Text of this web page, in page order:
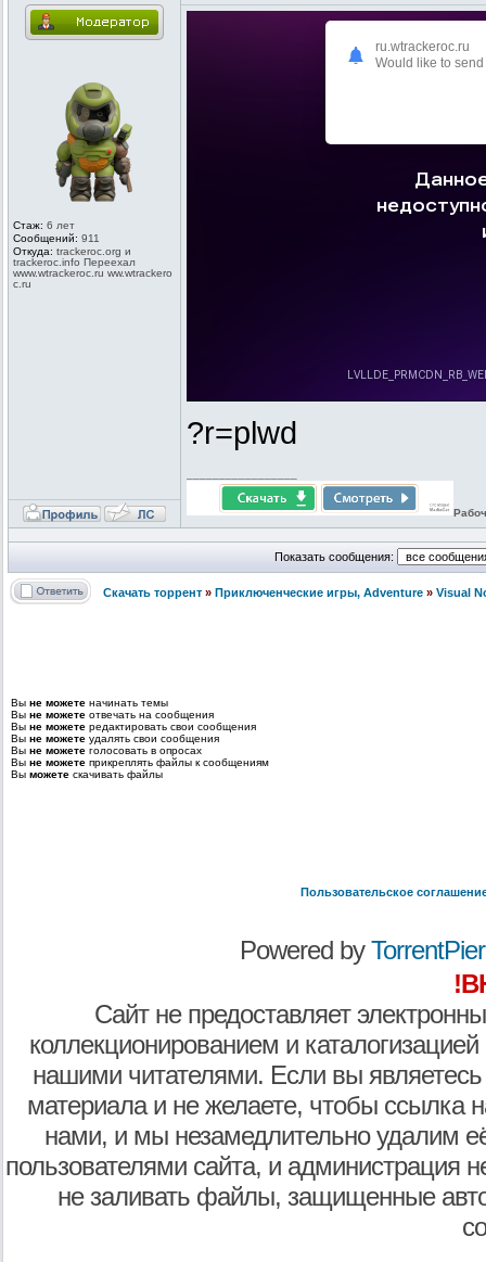
Стаж: 6 лет
Сообщений: 911
Откуда: trackeroc.org и
trackeroc.info Переехал
www.wtrackeroc.ru ww.wtrackero
c.ru
?r=plwd
Показать сообщения:
Скачать торрент » Приключенческие игры, Adventure » Visual
Вы не можете начинать темы
Вы не можете отвечать на сообщения
Вы не можете редактировать свои сообщения
Вы не можете удалять свои сообщения
Вы не можете голосовать в опросах
Вы не можете прикреплять файлы к сообщениям
Вы можете скачивать файлы
Пользовательское
Powered by
Сайт не предоставляет
коллекционированием и
нашими читателями. Если вы являетесь
материала и не желаете, чтобы ссылка
нами, и мы незамедлительно удалим
пользователями сайта, и администрация
не заливать файлы, защищенные
ru.wtrackeroc.ru
Would like to